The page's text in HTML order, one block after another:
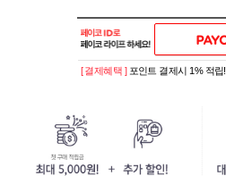
[ 결제혜택 ] 포인트 결제시 1% 적립!